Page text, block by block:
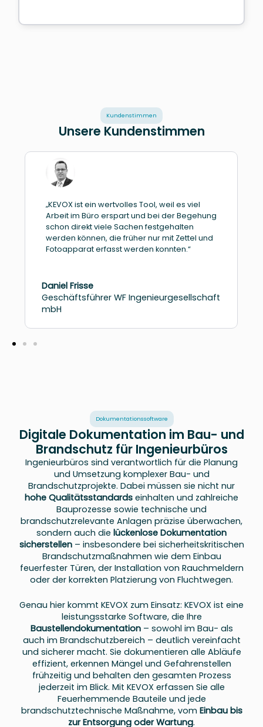
Kundenstimmen
Unsere Kundenstimmen
„KEVOX ist ein wertvolles Tool, weil es viel
Arbeit im Büro erspart und bei der Begehung
schon direkt viele Sachen festgehalten
werden können, die früher nur mit Zettel und
Fotoapparat erfasst werden konnten.“
Daniel Frisse
Geschäftsführer WF Ingenieurgesellschaft
mbH
Dokumentationssoftware
Digitale Dokumentation im Bau- und
Brandschutz für Ingenieurbüros
Ingenieurbüros sind verantwortlich für die Planung
und Umsetzung komplexer Bau- und
Brandschutzprojekte. Dabei müssen sie nicht nur
hohe Qualitätsstandards einhalten und zahlreiche
Bauprozesse sowie technische und
brandschutzrelevante Anlagen präzise überwachen,
sondern auch die lückenlose Dokumentation
sicherstellen– insbesondere bei sicherheitskritischen
Brandschutzmaßnahmen wie dem Einbau
feuerfester Türen, der Installation von Rauchmeldern
oder der korrekten Platzierung von Fluchtwegen.
Genau hier kommt KEVOX zum Einsatz: KEVOX ist eine
leistungsstarke Software, die Ihre
Baustellendokumentation– sowohl im Bau- als
auch im Brandschutzbereich – deutlich vereinfacht
und sicherer macht. Sie dokumentieren alle Abläufe
effizient, erkennen Mängel und Gefahrenstellen
frühzeitig und behalten den gesamten Prozess
jederzeit im Blick. Mit KEVOX erfassen Sie alle
Feuerhemmende Bauteile und jede
brandschutztechnische Maßnahme, vom Einbau bis
zur Entsorgung oder Wartung.